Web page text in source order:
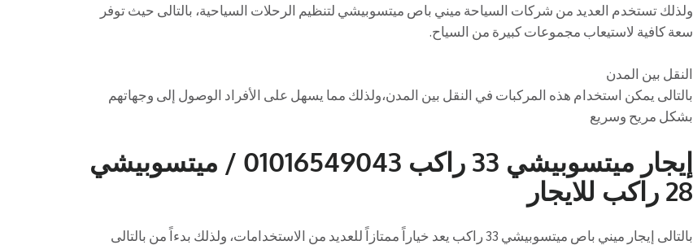
ولذلك تستخدم العديد من شركات السياحة ميني باص ميتسوبيشي لتنظيم الرحلات السياحية، بالتالى حيث توفر
سعة كافية لاستيعاب مجموعات كبيرة من السياح.
النقل بين المدن
بالتالى يمكن استخدام هذه المركبات في النقل بين المدن،ولذلك مما يسهل على الأفراد الوصول إلى وجهاتهم
بشكل مريح وسريع
إيجار ميتسوبيشي 33 راكب 01016549043 / ميتسوبيشي
28 راكب للايجار
بالتالى إيجار ميني باص ميتسوبيشي 33 راكب يعد خياراً ممتازاً للعديد من الاستخدامات، ولذلك بدءاً من بالتالى